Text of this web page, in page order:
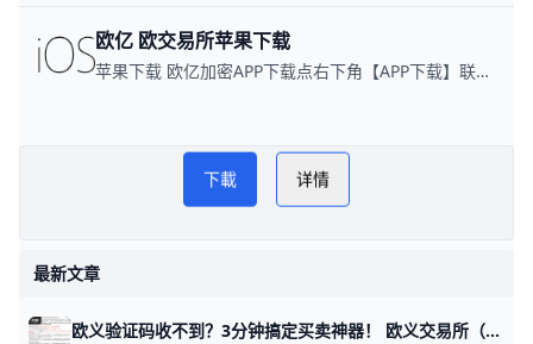
欧亿 欧交易所苹果下载
苹果下载 欧亿加密APP下载点右下角【APP下载】联系客服 每日更新可用链接
下載 详情
最新文章
欧义验证码收不到？3分钟搞定买卖神器！ 欧义交易所（歐yi）买卖时，验证码收不到是很常见的问题，通常因为手机信号弱、短信被拦截或发送频率限制导致。根据官方帮助中心数据，超过70%的用户通过简单检查就能解决，比如信号问题占40%，拦截设置占30%。​